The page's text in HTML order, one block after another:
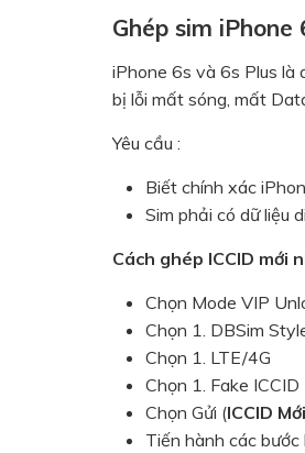
Ghép sim iPhone
iPhone 6s và 6s Plus là
bị lỗi mất sóng, mất
Yêu cầu :
Biết chính xác
Sim phải có dữ liệu
Cách ghép ICCID mới
Chọn Mode VIP
Chọn 1. DBSim
Chọn 1. LTE/4G
Chọn 1. Fake ICCID
Chọn Gửi (ICCID
Tiến hành các